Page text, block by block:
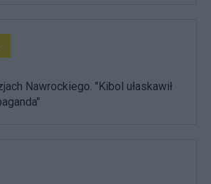
Nawrockiego. "Kibol ułaskawił